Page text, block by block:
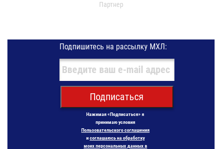
Партнер
Подпишитесь на рассылку МХЛ:
Подписаться
Нажимая «Подписаться» я
принимаю условия
Пользовательского соглашения
исоглашаюсь на обработку
моих персональных данных в